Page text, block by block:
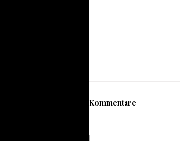
Kommentare